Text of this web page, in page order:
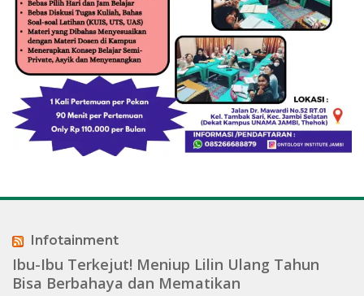
Infotainment
Ibu-Ibu Terkejut! Meniup Lilin Ulang Tahun
Bisa Berbahaya dan Mematikan